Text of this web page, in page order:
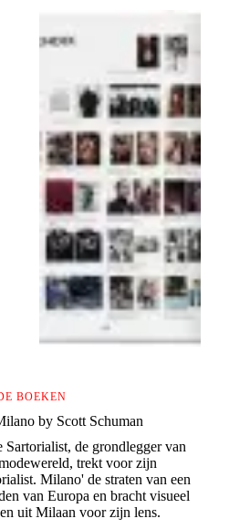
BOEKEN
by Scott Schuman
Sartorialist, de grondlegger van
trekt voor zijn
Milano' de straten van een
van Europa en bracht visueel
uit Milaan voor zijn lens.